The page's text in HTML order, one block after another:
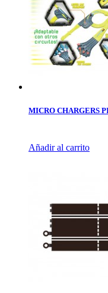
MICRO CHARGERS
Añadir al carrito